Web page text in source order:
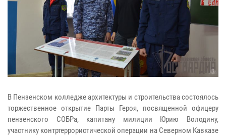
В Пензенском колледже архитектуры и строительства состоялось
торжественное открытие Парты Героя, посвященной офицеру
пензенского СОБРа, капитану милиции Юрию Володину,
участнику контртеррористической операции на Северном Кавказе